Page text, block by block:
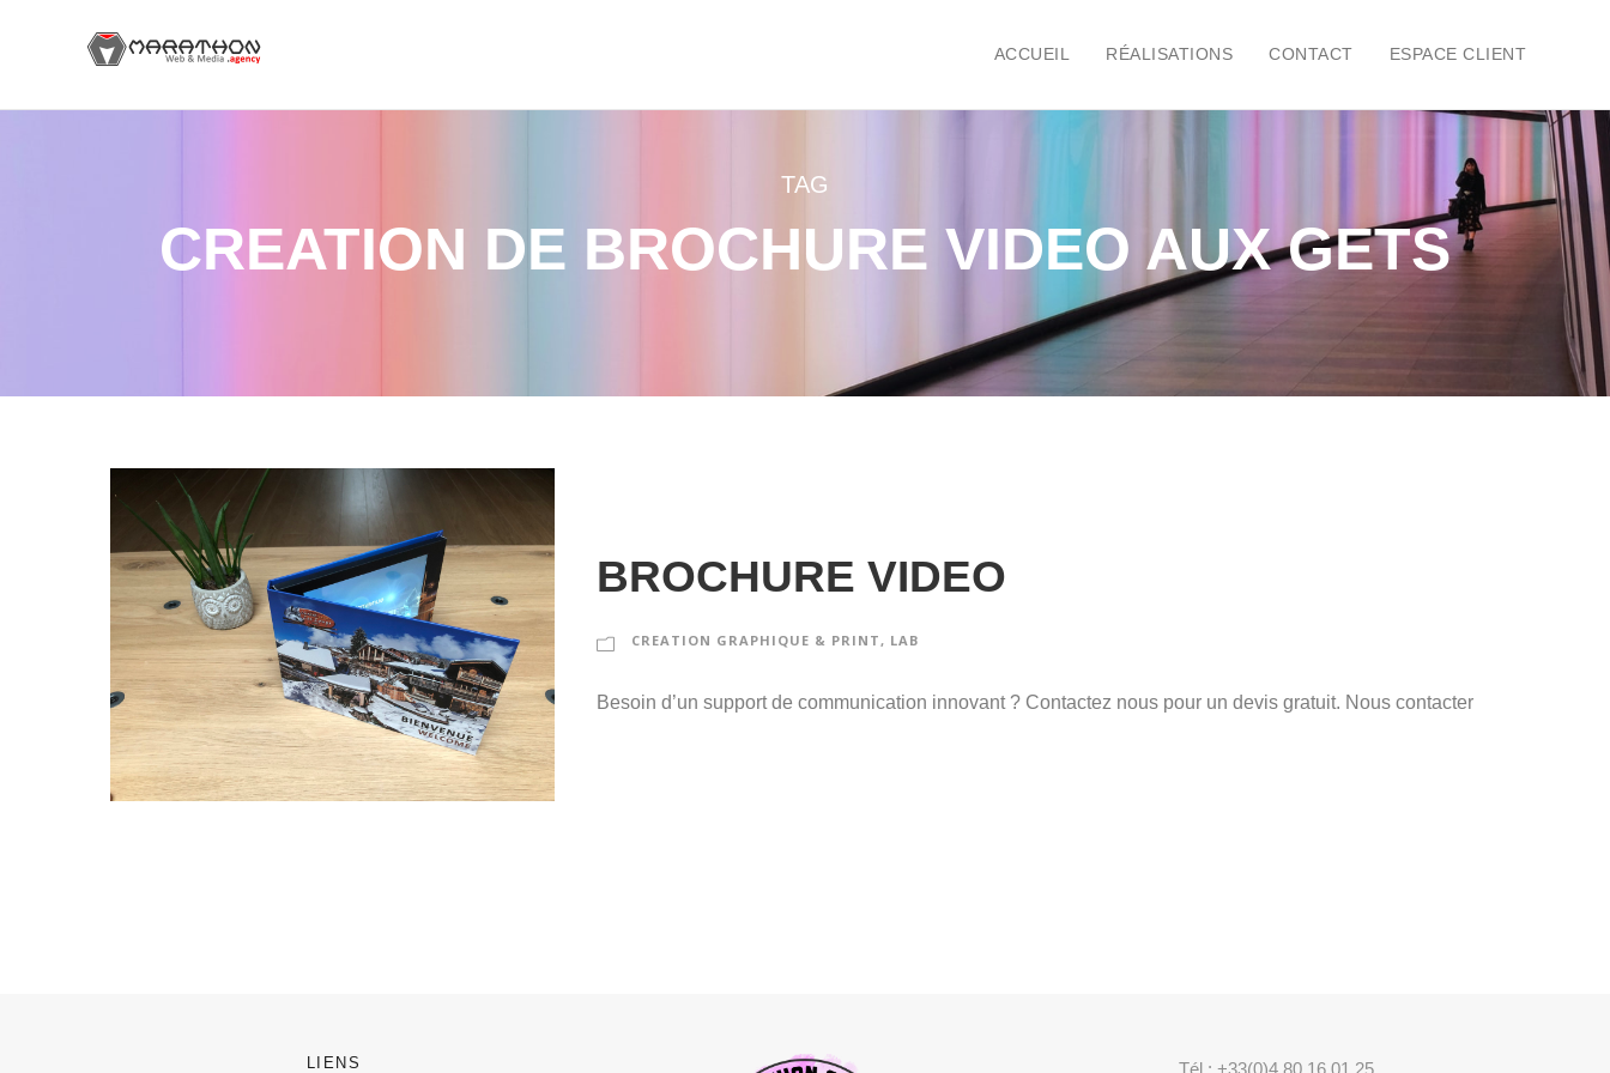
ACCUEIL RÉALISATIONS CONTACT ESPACE CLIENT
TAG
CREATION DE BROCHURE VIDEO AUX GETS
BROCHURE VIDEO
CREATION GRAPHIQUE & PRINT, LAB
Besoin d’un support de communication innovant ? Contactez nous pour un devis gratuit. Nous contacter
LIENS Tél : +33(0)4 80 16 01 25